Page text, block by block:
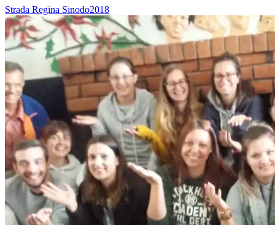
Strada Regina Sinodo2018